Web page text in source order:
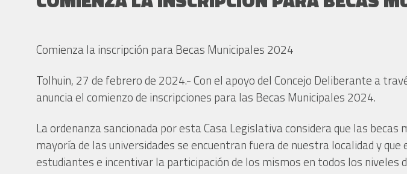
Comienza la inscripción para Becas Municipales 2024
Tolhuin, 27 de febrero de 2024.- Con el apoyo del Concejo Deliberante a
anuncia el comienzo de inscripciones para las Becas Municipales 2024.
La ordenanza sancionada por esta Casa Legislativa considera que las
mayoría de las universidades se encuentran fuera de nuestra localidad y
estudiantes e incentivar la participación de los mismos en todos los